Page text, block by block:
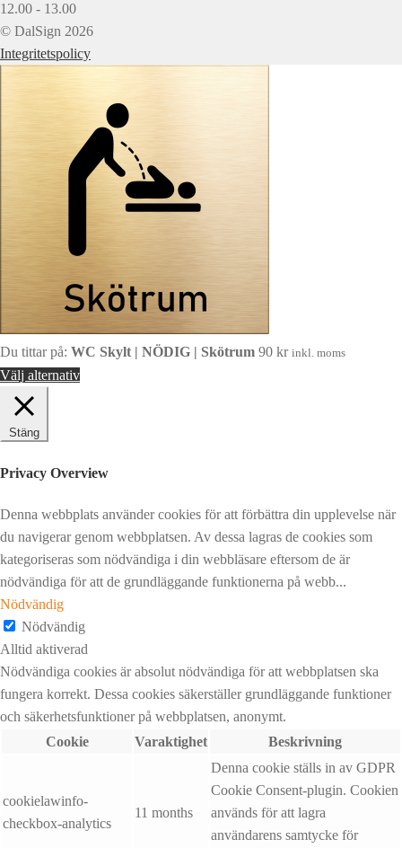
12.00 - 13.00
© DalSign 2026
Integritetspolicy
Du tittar på: WC Skylt | NÖDIG | Skötrum 90 kr inkl. moms
Välj alternativ
Stäng
Privacy Overview
Denna webbplats använder cookies för att förbättra din upplevelse när
du navigerar genom webbplatsen. Av dessa lagras de cookies som
kategoriseras som nödvändiga i din webbläsare eftersom de är
nödvändiga för att de grundläggande funktionerna på webb...
Nödvändig
Nödvändig
Alltid aktiverad
Nödvändiga cookies är absolut nödvändiga för att webbplatsen ska
fungera korrekt. Dessa cookies säkerställer grundläggande funktioner
och säkerhetsfunktioner på webbplatsen, anonymt.
Cookie
Varaktighet Beskrivning
cookielawinfo-
checkbox-analytics
11 months
Denna cookie ställs in av GDPR
Cookie Consent-plugin. Cookien
används för att lagra
användarens samtycke för